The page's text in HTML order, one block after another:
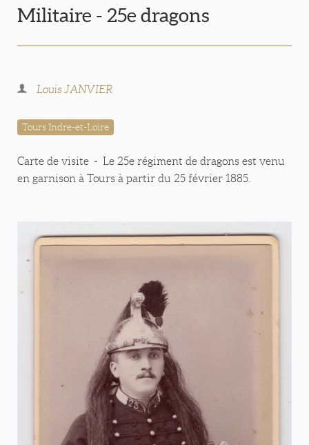
Militaire - 25e dragons
Louis JANVIER
Tours Indre-et-Loire
Carte de visite - Le 25e régiment de dragons est venu
en garnison à Tours à partir du 25 février 1885.